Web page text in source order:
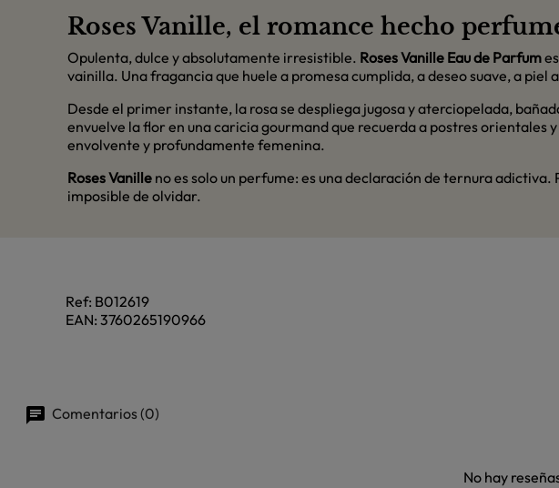
Roses Vanille, el romance hecho
Opulenta, dulce y absolutamente irresistible. Roses Vanille Eau de Parfum
vainilla. Una fragancia que huele a promesa cumplida, a deseo suave, a piel
Desde el primer instante, la rosa se despliega jugosa y aterciopelada,
envuelve la flor en una caricia gourmand que recuerda a postres orientales
envolvente y profundamente femenina.
Roses Vanille no es solo un perfume: es una declaración de ternura
imposible de olvidar.
Ref: B012619
EAN: 3760265190966
Comentarios (0)
No hay